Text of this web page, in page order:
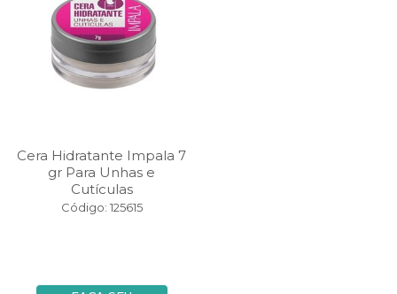
Cera Hidratante Impala 7
gr Para Unhas e
Cutículas
Código: 125615